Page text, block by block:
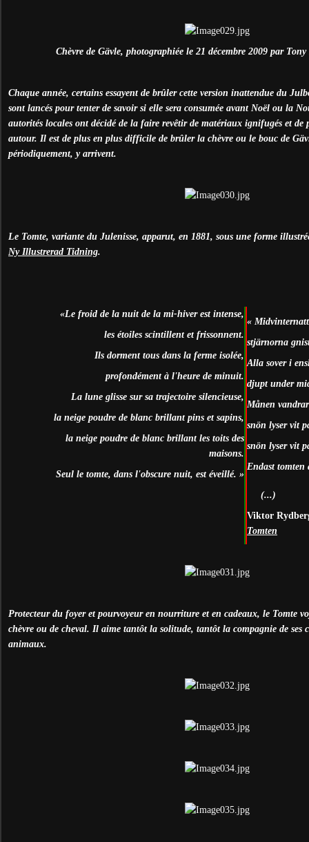
Chèvre de Gävle, photographiée le 21 décembre 2009 par
Chaque année, certains essayent de brûler cette version inattendue du
sont lancés pour tenter de savoir si elle sera consumée avant Noël ou la
autorités locales ont décidé de la faire revêtir de matériaux ignifugés et de
autour. Il est de plus en plus difficile de brûler la chèvre ou le bouc de
périodiquement, y arrivent.
Le Tomte, variante du Julenisse, apparut, en 1881, sous une forme
Ny Illustrerad Tidning.
«Le froid de la nuit de la mi-hiver est intense,
les étoiles scintillent et frissonnent.
Ils dorment tous dans la ferme isolée,
profondément à l'heure de minuit.
La lune glisse sur sa trajectoire silencieuse,
la neige poudre de blanc brillant pins et sapins,
la neige poudre de blanc brillant les toits des
maisons.
Seul le tomte, dans l'obscure nuit, est éveillé. »
«
stjärnorna
Alla sover i
djupt under
Månen
snön lyser vit
snön lyser vit
Endast tomten
(...)
Viktor
Tomten
Protecteur du foyer et pourvoyeur en nourriture et en cadeaux, le Tomte
chèvre ou de cheval. Il aime tantôt la solitude, tantôt la compagnie de ses
animaux.